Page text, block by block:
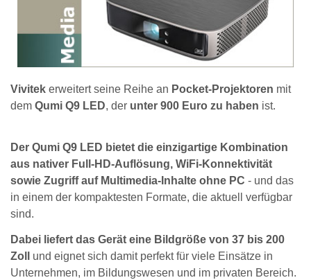
Vivitek erweitert seine Reihe an Pocket-Projektoren mit
dem Qumi Q9 LED, der unter 900 Euro zu haben ist.
Der Qumi Q9 LED bietet die einzigartige Kombination
aus nativer Full-HD-Auflösung, WiFi-Konnektivität
sowie Zugriff auf Multimedia-Inhalte ohne PC - und das
in einem der kompaktesten Formate, die aktuell verfügbar
sind.
Dabei liefert das Gerät eine Bildgröße von 37 bis 200
Zoll
und eignet sich damit perfekt für viele Einsätze in
Unternehmen, im Bildungswesen und im privaten Bereich.